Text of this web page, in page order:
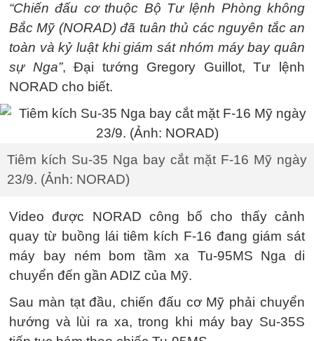
“Chiến đấu cơ thuộc Bộ Tư lệnh Phòng không
Bắc Mỹ (NORAD) đã tuân thủ các nguyên tắc an
toàn và kỷ luật khi giám sát nhóm máy bay quân
sự Nga”, Đại tướng Gregory Guillot, Tư lệnh
NORAD cho biết.
Tiêm kích Su-35 Nga bay cắt mặt F-16 Mỹ ngày
23/9. (Ảnh: NORAD)
Video được NORAD công bố cho thấy cảnh
quay từ buồng lái tiêm kích F-16 đang giám sát
máy bay ném bom tầm xa Tu-95MS Nga di
chuyển đến gần ADIZ của Mỹ.
Sau màn tạt đầu, chiến đấu cơ Mỹ phải chuyển
hướng và lùi ra xa, trong khi máy bay Su-35S